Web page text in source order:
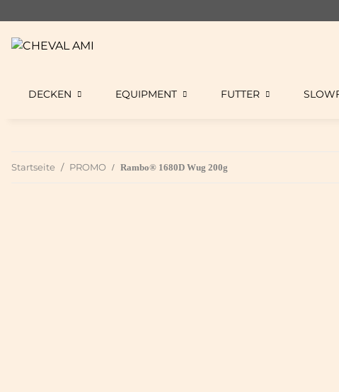
DECKEN EQUIPMENT FUTTER
Startseite PROMO Rambo® 1680D Wug 200g